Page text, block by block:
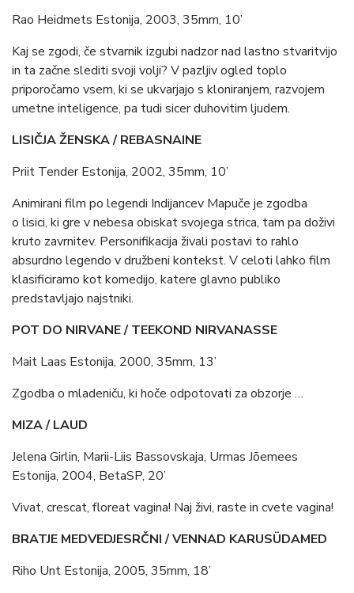
Rao Heidmets Estonija, 2003, 35mm, 10’
Kaj se zgodi, če stvarnik izgubi nadzor nad lastno stvaritvijo
in ta začne slediti svoji volji? V pazljiv ogled toplo
priporočamo vsem, ki se ukvarjajo s kloniranjem, razvojem
umetne inteligence, pa tudi sicer duhovitim ljudem.
LISIČJA ŽENSKA / REBASNAINE
Priit Tender Estonija, 2002, 35mm, 10’
Animirani film po legendi Indijancev Mapuče je zgodba
o lisici, ki gre v nebesa obiskat svojega strica, tam pa doživi
kruto zavrnitev. Personifikacija živali postavi to rahlo
absurdno legendo v družbeni kontekst. V celoti lahko film
klasificiramo kot komedijo, katere glavno publiko
predstavljajo najstniki.
POT DO NIRVANE / TEEKOND NIRVANASSE
Mait Laas Estonija, 2000, 35mm, 13’
Zgodba o mladeniču, ki hoče odpotovati za obzorje …
MIZA / LAUD
Jelena Girlin, Marii-Liis Bassovskaja, Urmas Jõemees
Estonija, 2004, BetaSP, 20’
Vivat, crescat, floreat vagina! Naj živi, raste in cvete vagina!
BRATJE MEDVEDJESRČNI / VENNAD KARUSÜDAMED
Riho Unt Estonija, 2005, 35mm, 18’